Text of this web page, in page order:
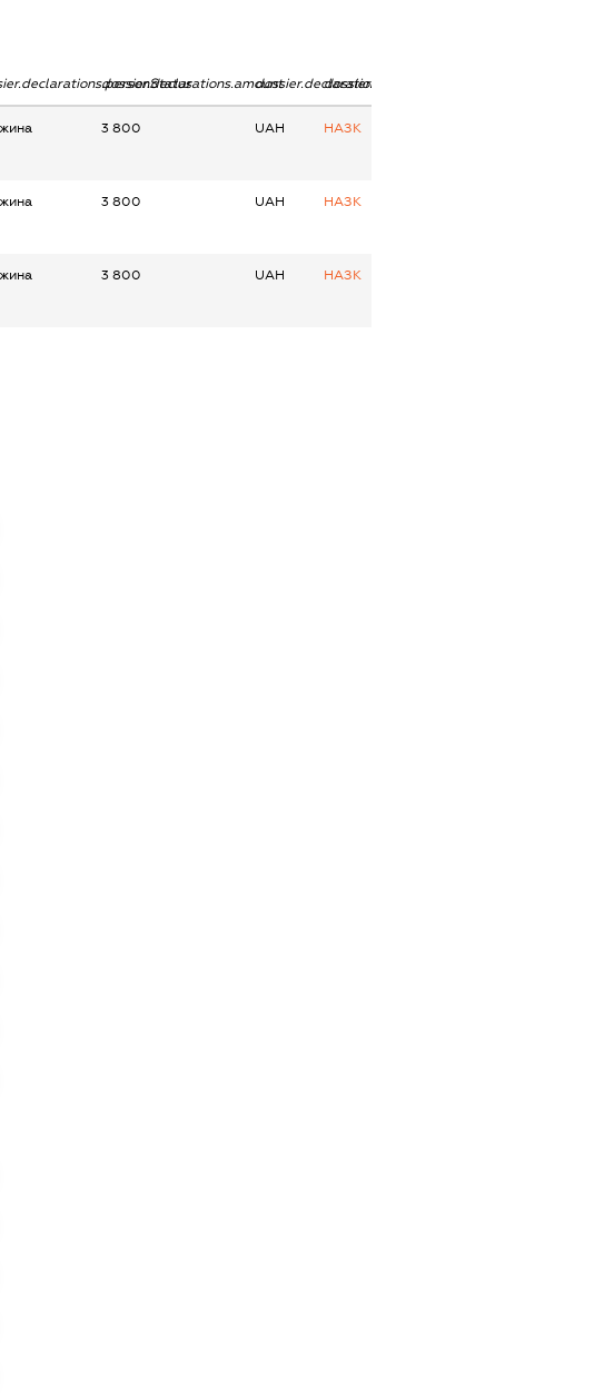
dossier.declarations.amountdossier.declarations.currency
dossier.declarations.source
3 800 UAH НАЗК
3 800 UAH НАЗК
3 800 UAH НАЗК